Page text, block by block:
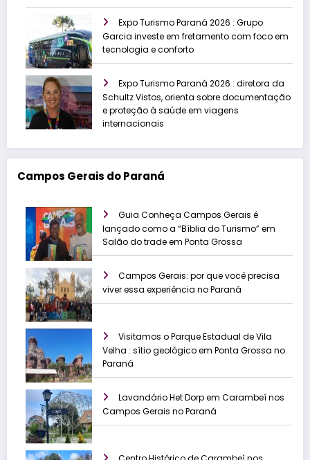
Expo Turismo Paraná 2026 : Grupo
Garcia investe em fretamento com foco em
tecnologia e conforto
Expo Turismo Paraná 2026 : diretora da
Schultz Vistos, orienta sobre documentação
e proteção à saúde em viagens
internacionais
Campos Gerais do Paraná
Guia Conheça Campos Gerais é
lançado como a “Bíblia do Turismo” em
Salão do trade em Ponta Grossa
Campos Gerais: por que você precisa
viver essa experiência no Paraná
Visitamos o Parque Estadual de Vila
Velha : sítio geológico em Ponta Grossa no
Paraná
Lavandário Het Dorp em Carambeí nos
Campos Gerais no Paraná